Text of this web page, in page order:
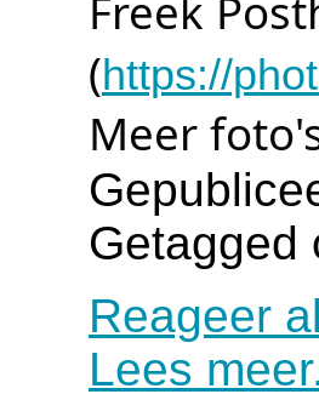
(https://
Meer
Getagged
Reageer
Lees